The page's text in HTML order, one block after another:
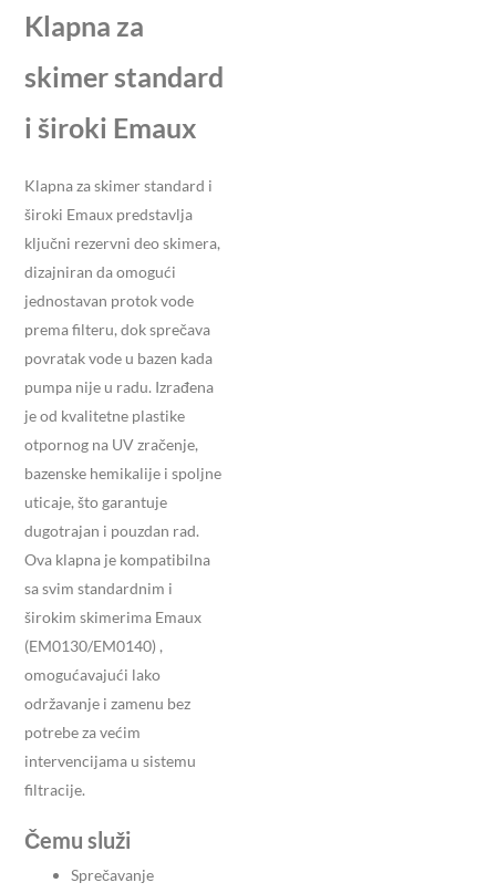
Klapna za
skimer standard
i široki Emaux
Klapna za skimer standard i
široki Emaux predstavlja
ključni rezervni deo skimera,
dizajniran da omogući
jednostavan protok vode
prema filteru, dok sprečava
povratak vode u bazen kada
pumpa nije u radu. Izrađena
je od kvalitetne plastike
otpornog na UV zračenje,
bazenske hemikalije i spoljne
uticaje, što garantuje
dugotrajan i pouzdan rad.
Ova klapna je kompatibilna
sa svim standardnim i
širokim skimerima Emaux
(EM0130/EM0140) ,
omogućavajući lako
održavanje i zamenu bez
potrebe za većim
intervencijama u sistemu
filtracije.
Čemu služi
Sprečavanje